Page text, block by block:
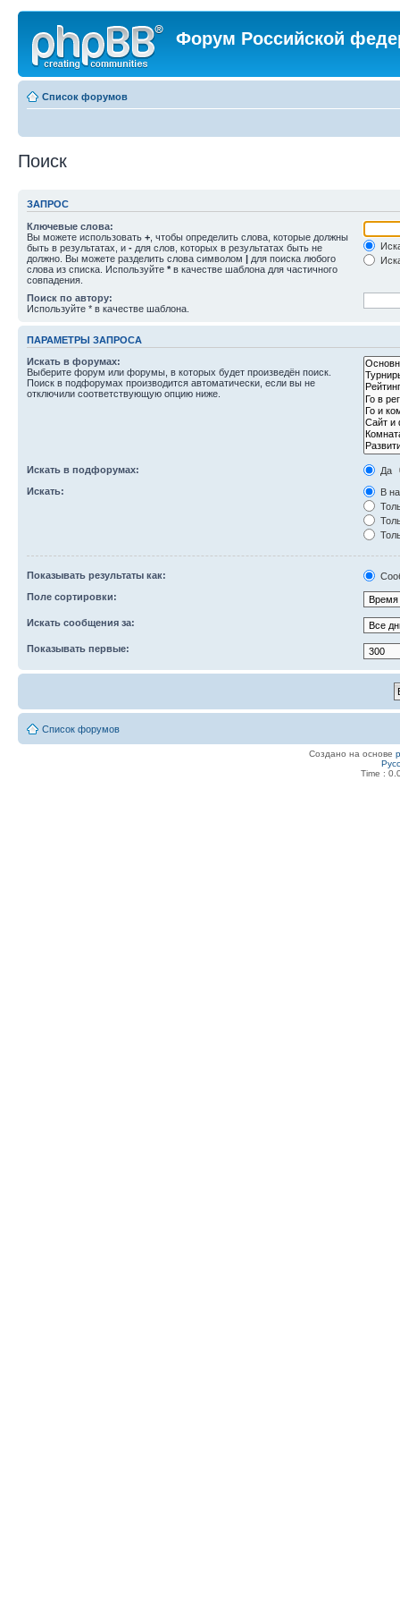
Форум Российской
Список форумов
Поиск
ЗАПРОС
Ключевые слова:
Вы можете использовать + , чтобы определить слова, которые должны
быть в результатах, и - для слов, которых в результатах быть не
должно. Вы можете разделить слова символом | для поиска любого
слова из списка. Используйте * в качестве шаблона для частичного
совпадения.
Поиск по автору:
Используйте * в качестве шаблона.
ПАРАМЕТРЫ ЗАПРОСА
Искать в форумах:
Выберите форум или форумы, в которых будет произведён поиск.
Поиск в подфорумах производится автоматически, если вы не
отключили соответствующую опцию ниже.
Искать в подфорумах:
Да
Искать:
В
Показывать результаты как:
Поле сортировки:
Искать сообщения за:
Показывать первые:
Список форумов
Создано на основе
Time :